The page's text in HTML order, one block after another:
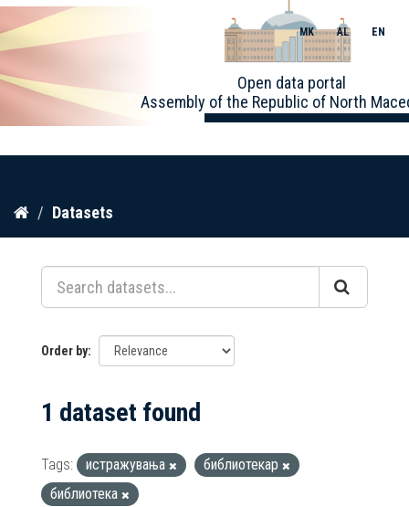
Skip
content
Open data portal
Assembly of the Republic of North
MK AL EN
Datasets
Order by
1 dataset found
Tags: истражувања
библиотекар
библиотека